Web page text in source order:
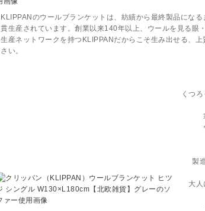
KLIPPANのウールブランケットは、紡績から最終製品にな
貫生産されています。創業以来140年以上、ウールを見る眼
生産ネットワークを持つKLIPPANだからこそ生み出せる、
さい。
くつ
製
大